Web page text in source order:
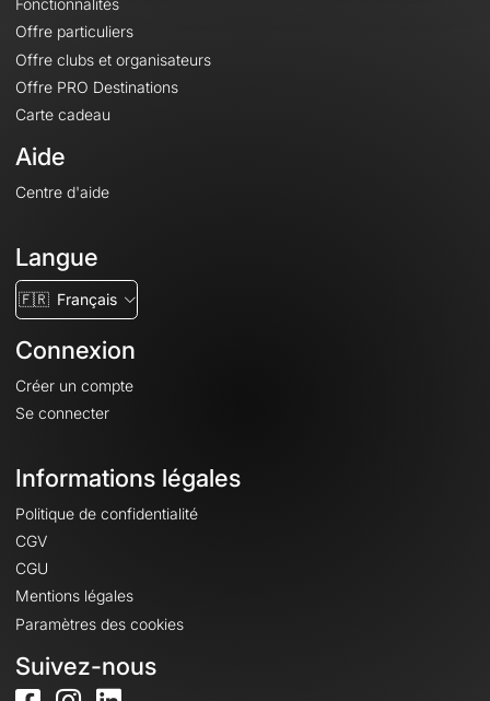
Fonctionnalités
Offre particuliers
Offre clubs et organisateurs
Offre PRO Destinations
Carte cadeau
Aide
Centre d'aide
Langue
🇫🇷 Français
Connexion
Créer un compte
Se connecter
Informations légales
Politique de confidentialité
CGV
CGU
Mentions légales
Paramètres des cookies
Suivez-nous